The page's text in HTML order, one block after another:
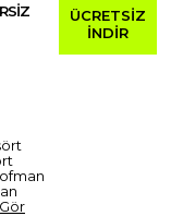
ÜCRETSİZ
İNDİR